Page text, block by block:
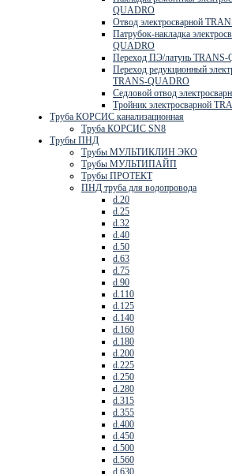
QUADRO
Отвод электросварной
Патрубок-накладка
QUADRO
Переход ПЭ/латунь
Переход редукционный
TRANS-QUADRO
Седловой отвод
Тройник электросварной
Труба КОРСИС канализационная
Труба КОРСИС SN8
Трубы ПНД
Трубы МУЛЬТИКЛИН ЭКО
Трубы МУЛЬТИПАЙП
Трубы ПРОТЕКТ
ПНД труба для водопровода
d.20
d.25
d.32
d.40
d.50
d.63
d.75
d.90
d.110
d.125
d.140
d.160
d.180
d.200
d.225
d.250
d.280
d.315
d.355
d.400
d.450
d.500
d.560
d.630